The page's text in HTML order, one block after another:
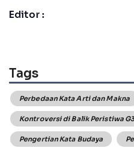
Editor :
Tags
Perbedaan Kata Arti dan Makna
Kontroversi di Balik Peristiwa
Pengertian Kata Budaya